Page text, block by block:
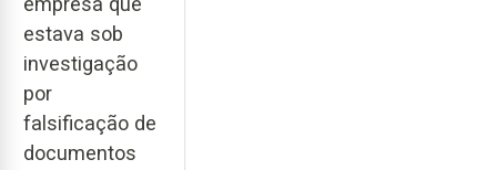
estava sob
investigação
por
falsificação de
documentos